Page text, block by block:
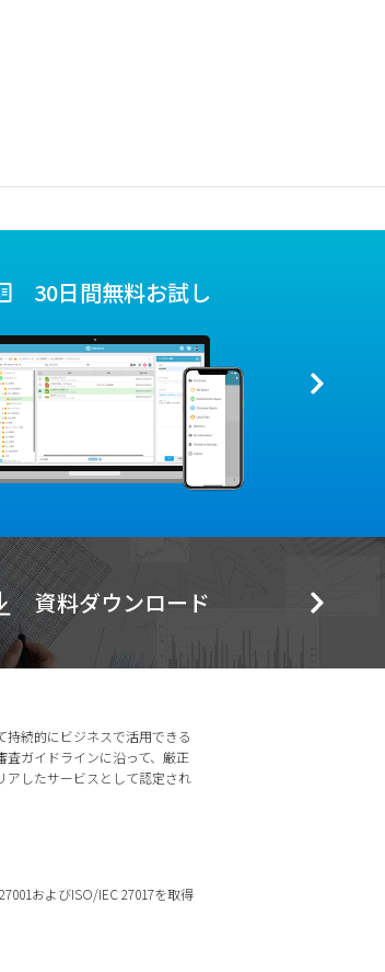
30日間無料お試し
資料ダウンロード
続的にビジネスで活用できる
ガイドラインに沿って、厳正
アしたサービスとして認定され
およびISO/IEC 27017を取得